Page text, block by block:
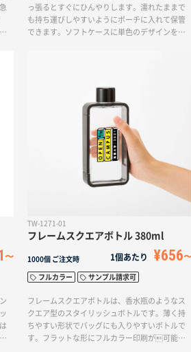
っ張るとすぐにひんやりします。濡れたままで
も持ち運びしやすいようにポーチに入れて保管
できます。ソフトケースに単色のデザインを入
TW-1271-01
フレームスクエアボトル 380ml
1000個 ご注文時 1個あたり ¥656
フルカラー サンプル請求可
フレームスクエアボトルは、香水瓶のようなス
クエア型のスタイリッシュボトルです。薄く持
ちやすい形状でバッグにも入りやすいボトルで
す。フラットな形にフルカラー印刷が可能な